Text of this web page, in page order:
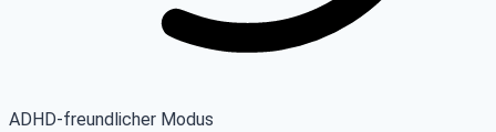
ADHD-freundlicher Modus